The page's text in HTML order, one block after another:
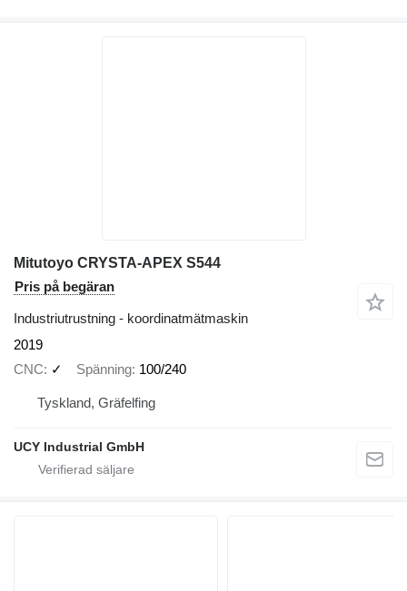
Mitutoyo CRYSTA-APEX S544
Pris på begäran
Industriutrustning - koordinatmätmaskin
2019
CNC
✓ Spänning 100/240
Tyskland, Gräfelfing
UCY Industrial GmbH